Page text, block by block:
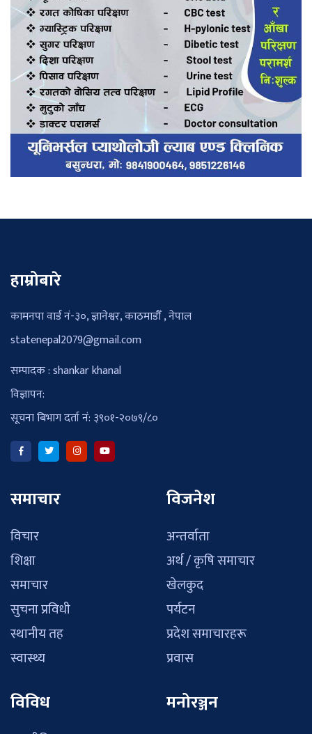
हाम्रोबारे
कामनपा वार्ड नं-३०, ज्ञानेश्वर, काठमाडौँ , नेपाल
statenepal2079@gmail.com
सम्पादक : shankar khanal
विज्ञापन:
सूचना बिभाग दर्ता नं: ३९०१-२०७९/८०
समाचार
विचार
शिक्षा
समाचार
सुचना प्रविधी
स्थानीय तह
स्वास्थ्य
विजनेश
अन्तर्वाता
अर्थ / कृषि समाचार
खेलकुद
पर्यटन
प्रदेश समाचारहरू
प्रवास
विविध मनोरञ्जन